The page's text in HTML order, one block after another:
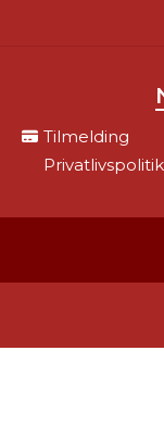
Tilmelding
Privatlivspolitik